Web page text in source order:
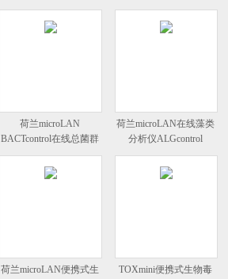
荷兰microLAN
BACTcontrol在线总菌群
分析仪
荷兰microLAN在线藻类
分析仪ALGcontrol
荷兰microLAN便携式生
TOXmini便携式生物毒